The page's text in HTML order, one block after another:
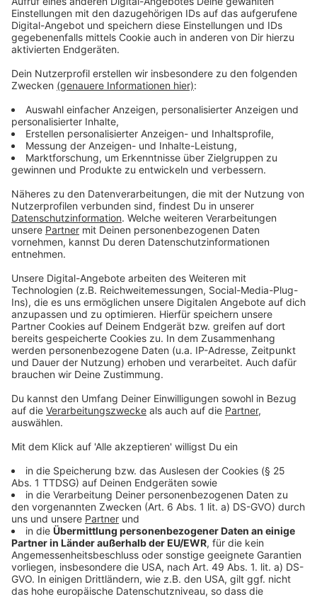
- Cosplay trifft Technik – Baue dein Book Nook
(Einschub fürs Bücherregal)
- Bau einer Klimamessstation
Beteiligte Schule: Marienschule Dülmen
Dienstag, 8. Juli und Mittwoch, 9. Juli 2025, jeweils ca.
8:00 – 15:00/16:00 Uhr
Projekt: Die Umsetzung der Wärmewende in der Praxis
– Komm mit auf die Baustelle
Ort: Startpunkt am Freizeitbad „Düb“, Dülmen
Betriebe
Teilnehmende Schulen: Marienschule Dülmen &
Hermann-Leeser-Realschule Dülmen
– 16:00 Uhr
dir dein eigenes Lichtschwert
Ort: Burg Vischering, Berenbrock 1, 59348
Lüdinghausen
Für den Termin ab 14. Juli ist eine Anmeldung noch
möglich: zdi@kreis-coesfeld.de!